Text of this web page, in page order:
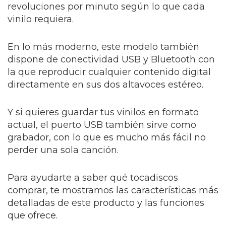
revoluciones por minuto según lo que cada
vinilo requiera.
En lo más moderno, este modelo también
dispone de conectividad USB y Bluetooth con
la que reproducir cualquier contenido digital
directamente en sus dos altavoces estéreo.
Y si quieres guardar tus vinilos en formato
actual, el puerto USB también sirve como
grabador, con lo que es mucho más fácil no
perder una sola canción.
Para ayudarte a saber qué tocadiscos
comprar, te mostramos las características más
detalladas de este producto y las funciones
que ofrece.